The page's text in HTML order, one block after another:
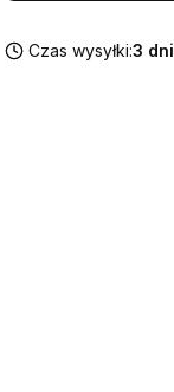
Czas wysyłki:3 dni